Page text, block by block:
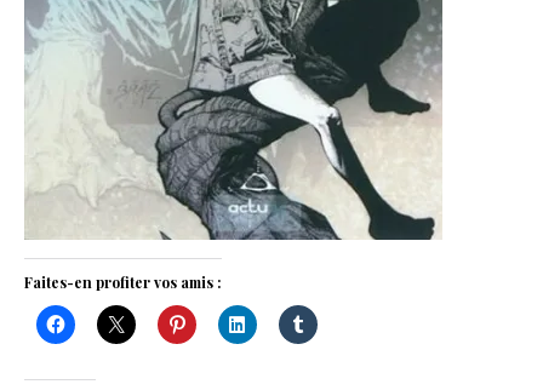
Faites-en profiter vos amis :